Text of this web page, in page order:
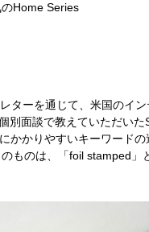
のHome Series
ターを通じて、米国のイ
別面談で教えていただいた
かかりやすいキーワードの
ものは、「foil stamped」